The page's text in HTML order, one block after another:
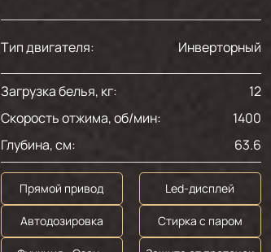
Тип двигателя: Инверторный
Загрузка белья, кг:
12
Скорость отжима, об/мин:
1400
Глубина, см:
63.6
Прямой привод Led-дисплей
Автодозировка Стирка с паром